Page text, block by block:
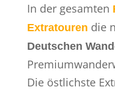
In der gesamten
Extratouren die
Deutschen
Die östlichste